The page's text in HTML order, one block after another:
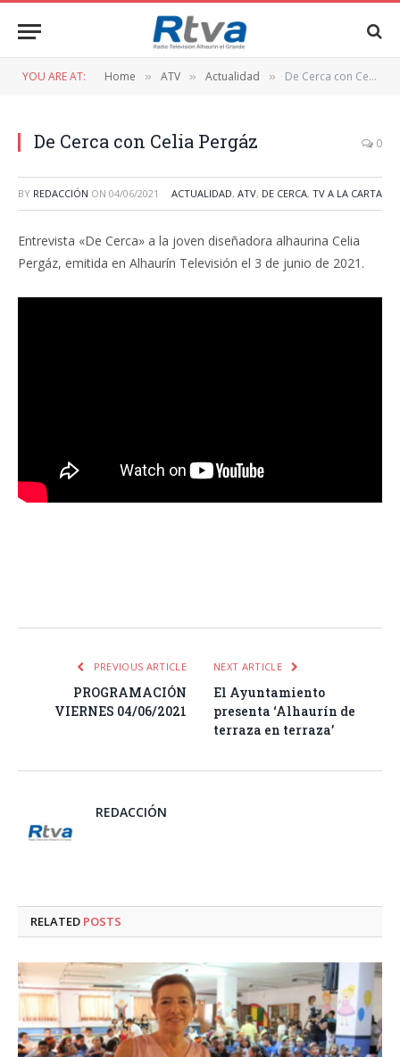
YOU ARE AT: Home » ATV » Actualidad » De Cerca con Celia Pergáz
De Cerca con Celia Pergáz 0
BY REDACCIÓN ON 04/06/2021 ACTUALIDAD, ATV, DE CERCA, TV A LA CARTA
Entrevista «De Cerca» a la joven diseñadora alhaurina Celia
Pergáz, emitida en Alhaurín Televisión el 3 de junio de 2021.
PREVIOUS ARTICLE
PROGRAMACIÓN
VIERNES 04/06/2021
NEXT ARTICLE
El Ayuntamiento
presenta ‘Alhaurín de
terraza en terraza’
REDACCIÓN
RELATED POSTS